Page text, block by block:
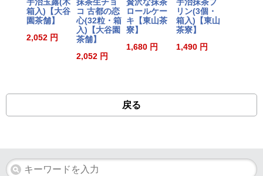
箱入)【大谷
園茶舗】
2,052 円
コ 古都の恋
心(32粒・箱
入)【大谷園
茶舗】
2,052 円
ロールケー
キ【東山茶
寮】
1,680 円
リン(3個・
箱入)【東山
茶寮】
1,490 円
戻る